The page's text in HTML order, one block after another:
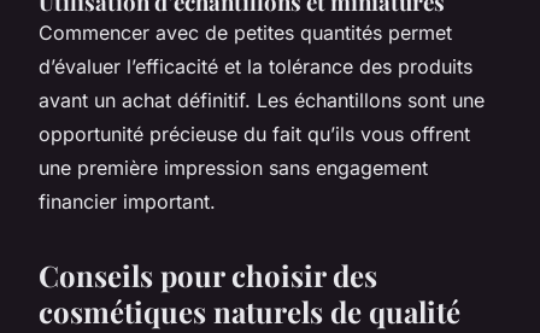
Commencer avec de petites quantités permet
d’évaluer l’efficacité et la tolérance des produits
avant un achat définitif. Les échantillons sont une
opportunité précieuse du fait qu’ils vous offrent
une première impression sans engagement
financier important.
Conseils pour choisir des
cosmétiques naturels de qualité